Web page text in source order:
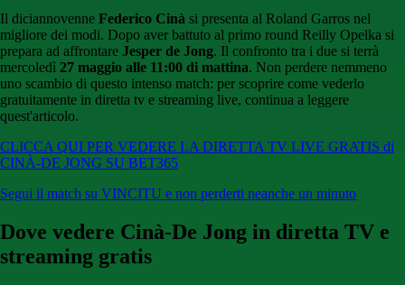
Il diciannovenne Federico Cinà si presenta al Roland Garros nel
migliore dei modi. Dopo aver battuto al primo round Reilly Opelka si
prepara ad affrontare Jesper de Jong. Il confronto tra i due si terrà
mercoledì 27 maggio alle 11:00 di mattina. Non perdere nemmeno
uno scambio di questo intenso match: per scoprire come vederlo
gratuitamente in diretta tv e streaming live, continua a leggere
quest'articolo.
CLICCA QUI PER VEDERE LA DIRETTA TV LIVE GRATIS di
CINÀ-DE JONG SU BET365
Segui il match su VINCITU e non perderti neanche un minuto
Dove vedere Cinà-De Jong in diretta TV e
streaming gratis